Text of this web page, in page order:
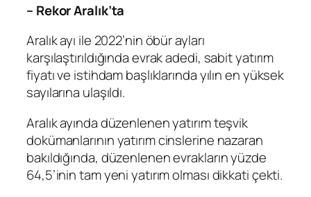
– Rekor Aralık’ta
Aralık ayı ile 2022’nin öbür ayları
karşılaştırıldığında evrak adedi, sabit yatırım
fiyatı ve istihdam başlıklarında yılın en yüksek
sayılarına ulaşıldı.
Aralık ayında düzenlenen yatırım teşvik
dokümanlarının yatırım cinslerine nazaran
bakıldığında, düzenlenen evrakların yüzde
64,5’inin tam yeni yatırım olması dikkati çekti.